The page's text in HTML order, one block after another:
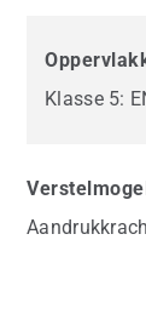
Klasse 5: